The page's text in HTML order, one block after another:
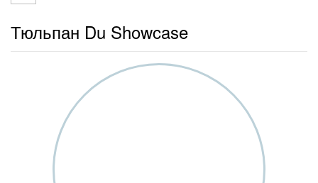
Тюльпан Du Showcase